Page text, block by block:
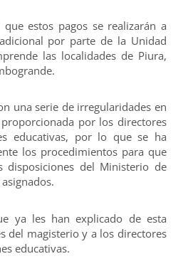
estos pagos se realizarán a
por parte de la Unidad
las localidades de Piura,
una serie de irregularidades en
por los directores
educativas, por lo que se ha
los procedimientos para que
disposiciones del Ministerio de
ya les han explicado de esta
del magisterio y a los directores
educativas.